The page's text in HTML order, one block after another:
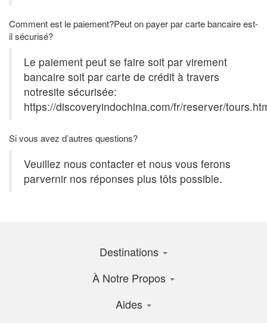
Comment est le paiement?Peut on payer par carte bancaire est-
il sécurisé?
Le paiement peut se faire soit par virement
bancaire soit par carte de crédit à travers
notresite sécurisée:
https://discoveryindochina.com/fr/reserver/
Si vous avez d’autres questions?
Veuillez nous contacter et nous vous ferons
parvernir nos réponses plus tôts possible.
Destinations
À Notre Propos
Aides